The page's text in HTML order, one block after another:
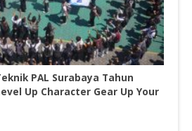
PAL Surabaya Tahun
Up Character Gear Up Your